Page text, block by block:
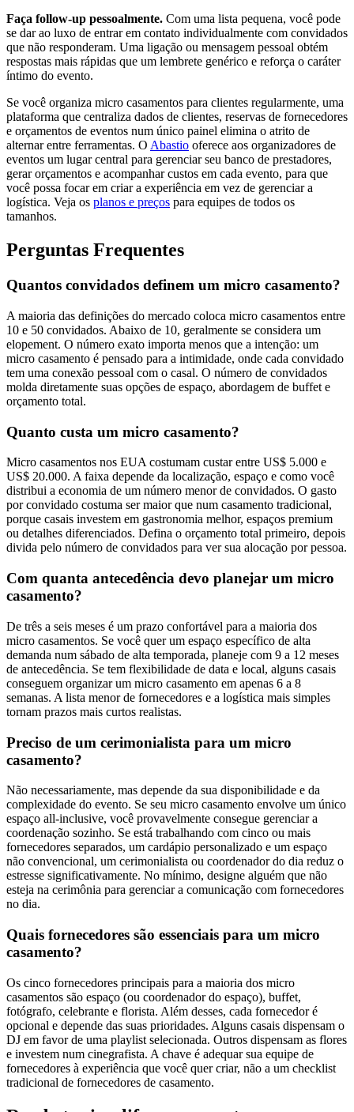
Faça follow-up pessoalmente. Com uma lista pequena, você pode
se dar ao luxo de entrar em contato individualmente com convidados
que não responderam. Uma ligação ou mensagem pessoal obtém
respostas mais rápidas que um lembrete genérico e reforça o caráter
íntimo do evento.
Se você organiza micro casamentos para clientes regularmente, uma
plataforma que centraliza dados de clientes, reservas de fornecedores
e orçamentos de eventos num único painel elimina o atrito de
alternar entre ferramentas. O Abastio oferece aos organizadores de
eventos um lugar central para gerenciar seu banco de prestadores,
gerar orçamentos e acompanhar custos em cada evento, para que
você possa focar em criar a experiência em vez de gerenciar a
logística. Veja os planos e preços para equipes de todos os
tamanhos.
Perguntas Frequentes
Quantos convidados definem um micro casamento?
A maioria das definições do mercado coloca micro casamentos entre
10 e 50 convidados. Abaixo de 10, geralmente se considera um
elopement. O número exato importa menos que a intenção: um
micro casamento é pensado para a intimidade, onde cada convidado
tem uma conexão pessoal com o casal. O número de convidados
molda diretamente suas opções de espaço, abordagem de buffet e
orçamento total.
Quanto custa um micro casamento?
Micro casamentos nos EUA costumam custar entre US$ 5.000 e
US$ 20.000. A faixa depende da localização, espaço e como você
distribui a economia de um número menor de convidados. O gasto
por convidado costuma ser maior que num casamento tradicional,
porque casais investem em gastronomia melhor, espaços premium
ou detalhes diferenciados. Defina o orçamento total primeiro, depois
divida pelo número de convidados para ver sua alocação por pessoa.
Com quanta antecedência devo planejar um micro
casamento?
De três a seis meses é um prazo confortável para a maioria dos
micro casamentos. Se você quer um espaço específico de alta
demanda num sábado de alta temporada, planeje com 9 a 12 meses
de antecedência. Se tem flexibilidade de data e local, alguns casais
conseguem organizar um micro casamento em apenas 6 a 8
semanas. A lista menor de fornecedores e a logística mais simples
tornam prazos mais curtos realistas.
Preciso de um cerimonialista para um micro
casamento?
Não necessariamente, mas depende da sua disponibilidade e da
complexidade do evento. Se seu micro casamento envolve um único
espaço all-inclusive, você provavelmente consegue gerenciar a
coordenação sozinho. Se está trabalhando com cinco ou mais
fornecedores separados, um cardápio personalizado e um espaço
não convencional, um cerimonialista ou coordenador do dia reduz o
estresse significativamente. No mínimo, designe alguém que não
esteja na cerimônia para gerenciar a comunicação com fornecedores
no dia.
Quais fornecedores são essenciais para um micro
casamento?
Os cinco fornecedores principais para a maioria dos micro
casamentos são espaço (ou coordenador do espaço), buffet,
fotógrafo, celebrante e florista. Além desses, cada fornecedor é
opcional e depende das suas prioridades. Alguns casais dispensam o
DJ em favor de uma playlist selecionada. Outros dispensam as flores
e investem num cinegrafista. A chave é adequar sua equipe de
fornecedores à experiência que você quer criar, não a um checklist
tradicional de fornecedores de casamento.